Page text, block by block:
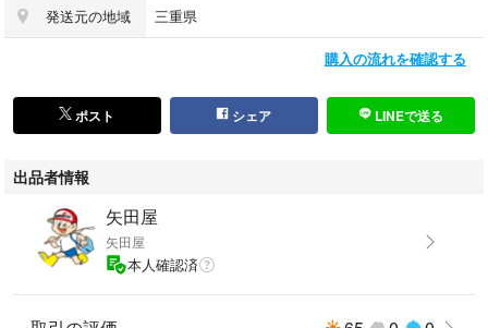
発送元の地域 三重県
購入の流れを確認する
ポスト シェア LINEで送る
出品者情報
矢田屋
矢田屋
本人確認済